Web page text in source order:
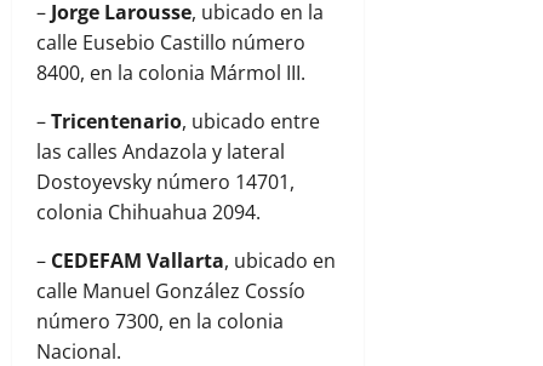
– Jorge Larousse, ubicado en la
calle Eusebio Castillo número
8400, en la colonia Mármol III.
–Tricentenario, ubicado entre
las calles Andazola y lateral
Dostoyevsky número 14701,
colonia Chihuahua 2094.
– CEDEFAM Vallarta, ubicado en
calle Manuel González Cossío
número 7300, en la colonia
Nacional.